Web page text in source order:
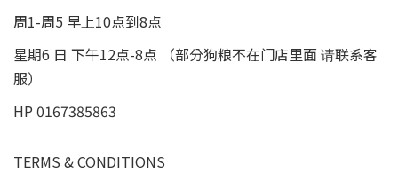
周1-周5 早上10点到8点
星期6 日 下午12点-8点 （部分狗粮不在门店里面 请联系客
服）
HP 0167385863
TERMS & CONDITIONS